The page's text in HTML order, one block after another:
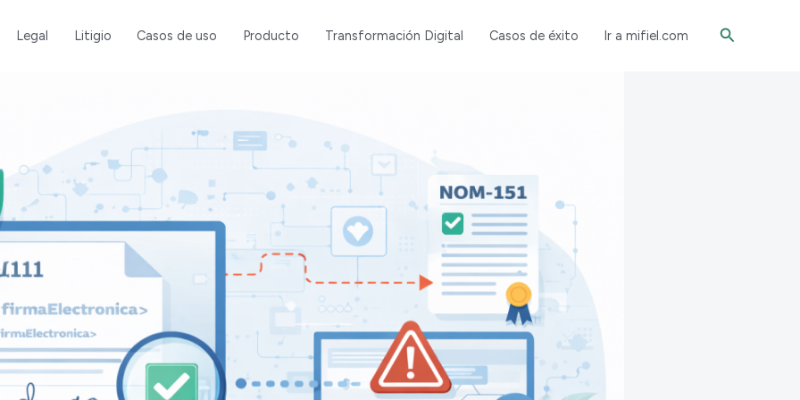
Legal Litigio Casos de uso Producto Transformación Digital Casos de éxito Ir a mifiel.com Buscar